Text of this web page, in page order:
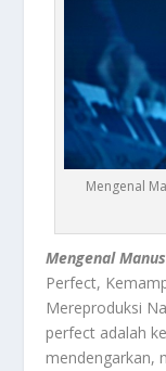
Mengenal
Mengenal
Perfect,
Mereproduksi
perfect adalah
mendengarkan,